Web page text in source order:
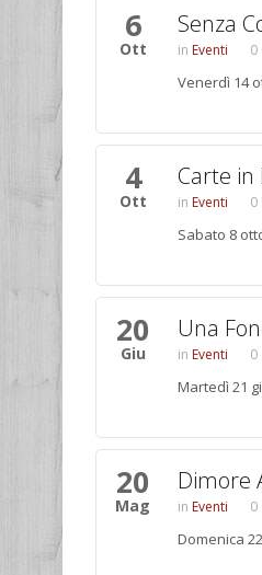
6
Ott
Senza
Eventi 0
Venerdì 14
4
Ott
Carte in
Eventi 0
Sabato 8
20
Giu
Una
Eventi 0
Martedì 21
20
Mag
Dimore
Eventi 0
Domenica